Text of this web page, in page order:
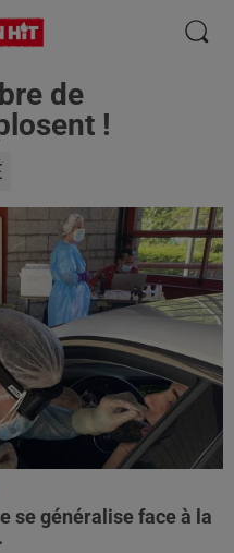
de
!
se généralise face à la